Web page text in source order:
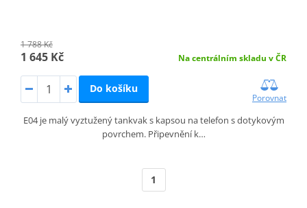
1 788 Kč
1 645 Kč Na centrálním skladu v ČR
Do košíku
Porovnat
E04 je malý vyztužený tankvak s kapsou na telefon s dotykovým
povrchem. Připevnění k…
1